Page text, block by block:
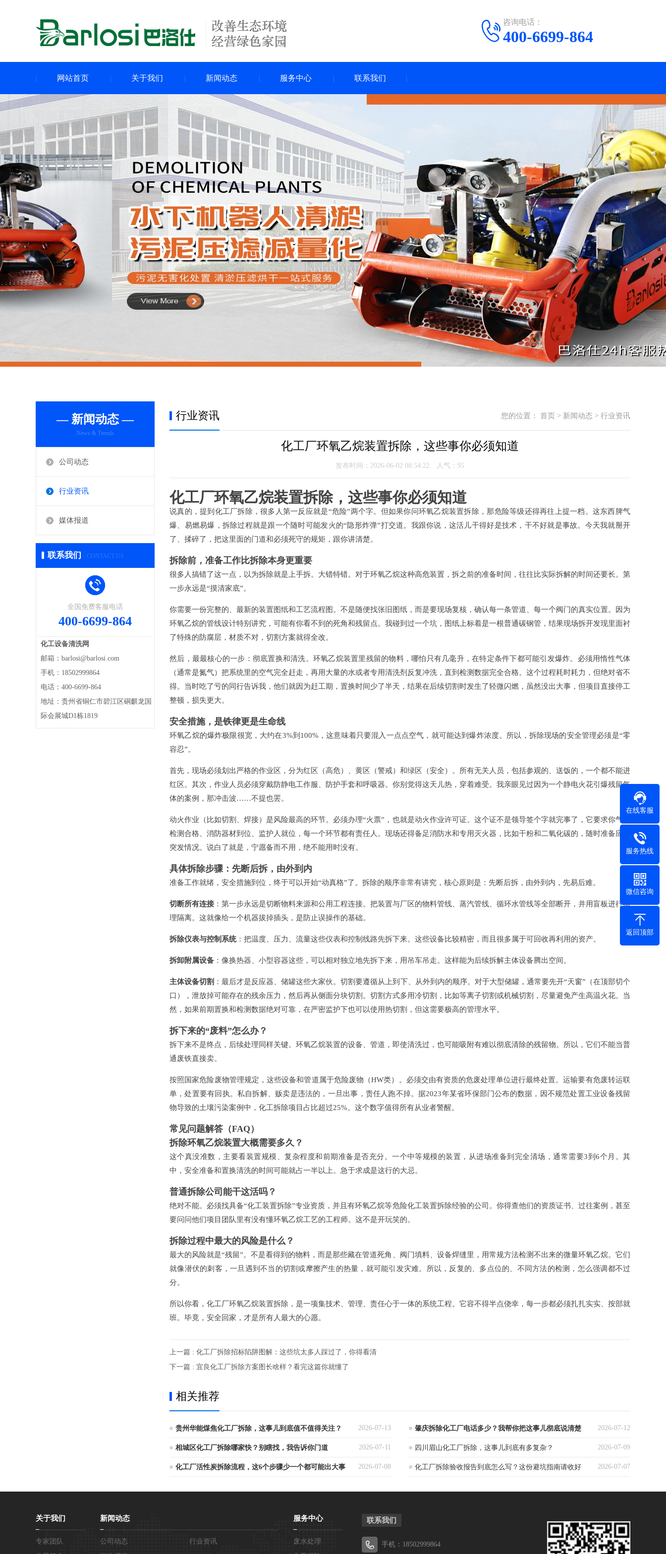
咨询电话：
400-6699-864
网站首页 关于我们 新闻动态 服务中心 联系我们
— 新闻动态 —
News & Trends
公司动态
行业资讯
媒体报道
联系我们 / CONTACT US
全国免费客服电话
400-6699-864
化工设备清洗网
邮箱：barlosi@barlosi.com
手机：18502999864
电话：400-6699-864
地址：贵州省铜仁市碧江区硐麒龙国
际会展城D1栋1819
您的位置： 首页 > 新闻动态 > 行业资讯
行业资讯
化工厂环氧乙烷装置拆除，这些事你必须知道
发布时间：2026-06-02 08:54:22 人气： 95
化工厂环氧乙烷装置拆除，这些事你必须知道
说真的，提到化工厂拆除，很多人第一反应就是“危险”两个字。但如果你问环氧乙烷装置拆除，那危险等级还得再往上提一档。这东西脾气
爆、易燃易爆，拆除过程就是跟一个随时可能发火的“隐形炸弹”打交道。我跟你说，这活儿干得好是技术，干不好就是事故。今天我就掰开
了、揉碎了，把这里面的门道和必须死守的规矩，跟你讲清楚。
拆除前，准备工作比拆除本身更重要
很多人搞错了这一点，以为拆除就是上手拆。大错特错。对于环氧乙烷这种高危装置，拆之前的准备时间，往往比实际拆解的时间还要长。第
一步永远是“摸清家底”。
你需要一份完整的、最新的装置图纸和工艺流程图。不是随便找张旧图纸，而是要现场复核，确认每一条管道、每一个阀门的真实位置。因为
环氧乙烷的管线设计特别讲究，可能有你看不到的死角和残留点。我碰到过一个坑，图纸上标着是一根普通碳钢管，结果现场拆开发现里面衬
了特殊的防腐层，材质不对，切割方案就得全改。
然后，最最核心的一步：彻底置换和清洗。环氧乙烷装置里残留的物料，哪怕只有几毫升，在特定条件下都可能引发爆炸。必须用惰性气体
（通常是氮气）把系统里的空气完全赶走，再用大量的水或者专用清洗剂反复冲洗，直到检测数据完全合格。这个过程耗时耗力，但绝对省不
得。当时吃了亏的同行告诉我，他们就因为赶工期，置换时间少了半天，结果在后续切割时发生了轻微闪燃，虽然没出大事，但项目直接停工
整顿，损失更大。
安全措施，是铁律更是生命线
环氧乙烷的爆炸极限很宽，大约在3%到100%，这意味着只要混入一点点空气，就可能达到爆炸浓度。所以，拆除现场的安全管理必须是“零
容忍”。
首先，现场必须划出严格的作业区，分为红区（高危）、黄区（警戒）和绿区（安全）。所有无关人员，包括参观的、送饭的，一个都不能进
红区。其次，作业人员必须穿戴防静电工作服、防护手套和呼吸器。你别觉得这天儿热，穿着难受。我亲眼见过因为一个静电火花引爆残留气
体的案例，那冲击波……不提也罢。
动火作业（比如切割、焊接）是风险最高的环节。必须办理“火票”，也就是动火作业许可证。这个证不是领导签个字就完事了，它要求你气体
检测合格、消防器材到位、监护人就位，每一个环节都有责任人。现场还得备足消防水和专用灭火器，比如干粉和二氧化碳的，随时准备应对
突发情况。说白了就是，宁愿备而不用，绝不能用时没有。
具体拆除步骤：先断后拆，由外到内
准备工作就绪，安全措施到位，终于可以开始“动真格”了。拆除的顺序非常有讲究，核心原则是：先断后拆，由外到内，先易后难。
切断所有连接 ：第一步永远是切断物料来源和公用工程连接。把装置与厂区的物料管线、蒸汽管线、循环水管线等全部断开，并用盲板进行物
理隔离。这就像给一个机器拔掉插头，是防止误操作的基础。
拆除仪表与控制系统：把温度、压力、流量这些仪表和控制线路先拆下来。这些设备比较精密，而且很多属于可回收再利用的资产。
拆卸附属设备 ：像换热器、小型容器这些，可以相对独立地先拆下来，用吊车吊走。这样能为后续拆解主体设备腾出空间。
主体设备切割 ：最后才是反应器、储罐这些大家伙。切割要遵循从上到下、从外到内的顺序。对于大型储罐，通常要先开“天窗”（在顶部切个
口），泄放掉可能存在的残余压力，然后再从侧面分块切割。切割方式多用冷切割，比如等离子切割或机械切割，尽量避免产生高温火花。当
然，如果前期置换和检测数据绝对可靠，在严密监护下也可以使用热切割，但这需要极高的管理水平。
拆下来的“废料”怎么办？
拆下来不是终点，后续处理同样关键。环氧乙烷装置的设备、管道，即使清洗过，也可能吸附有难以彻底清除的残留物。所以，它们不能当普
通废铁直接卖。
按照国家危险废物管理规定，这些设备和管道属于危险废物（HW类）。必须交由有资质的危废处理单位进行最终处置。运输要有危废转运联
单，处置要有回执。私自拆解、贩卖是违法的，一旦出事，责任人跑不掉。据2023年某省环保部门公布的数据，因不规范处置工业设备残留
物导致的土壤污染案例中，化工拆除项目占比超过25%。这个数字值得所有从业者警醒。
常见问题解答（FAQ）
拆除环氧乙烷装置大概需要多久？
这个真没准数，主要看装置规模、复杂程度和前期准备是否充分。一个中等规模的装置，从进场准备到完全清场，通常需要3到6个月。其
中，安全准备和置换清洗的时间可能就占一半以上。急于求成是这行的大忌。
普通拆除公司能干这活吗？
绝对不能。必须找具备“化工装置拆除”专业资质，并且有环氧乙烷等危险化工装置拆除经验的公司。你得查他们的资质证书、过往案例，甚至
要问问他们项目团队里有没有懂环氧乙烷工艺的工程师。这不是开玩笑的。
拆除过程中最大的风险是什么？
最大的风险就是“残留”。不是看得到的物料，而是那些藏在管道死角、阀门填料、设备焊缝里，用常规方法检测不出来的微量环氧乙烷。它们
就像潜伏的刺客，一旦遇到不当的切割或摩擦产生的热量，就可能引发灾难。所以，反复的、多点位的、不同方法的检测，怎么强调都不过
分。
所以你看，化工厂环氧乙烷装置拆除，是一项集技术、管理、责任心于一体的系统工程。它容不得半点侥幸，每一步都必须扎扎实实、按部就
班。毕竟，安全回家，才是所有人最大的心愿。
上一篇 : 化工厂拆除招标陷阱图解：这些坑太多人踩过了，你得看清
下一篇 : 宜良化工厂拆除方案图长啥样？看完这篇你就懂了
相关推荐
2026-07-13
贵州华能煤焦化工厂拆除，这事儿到底值不值得关注？ 2026-07-12
肇庆拆除化工厂电话多少？我帮你把这事儿彻底说清楚
2026-07-11
相城区化工厂拆除哪家快？别瞎找，我告诉你门道 2026-07-09
四川眉山化工厂拆除，这事儿到底有多复杂？
2026-07-08
化工厂活性炭拆除流程，这6个步骤少一个都可能出大事 2026-07-07
化工厂拆除验收报告到底怎么写？这份避坑指南请收好
关于我们
专家团队
新闻动态
公司动态
行业资讯
服务中心
废水处理
联系我们
手机：18502999864
在线客服
服务热线
微信咨询
返回顶部